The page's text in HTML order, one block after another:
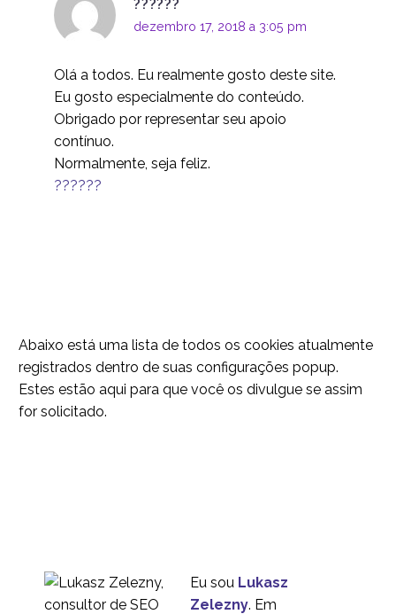
16 maio 2018
Projetando para a
1
24 jan 2018
UX Design para
comportamento
imprevisto
16 em 2019
ROI do design UX
0
05 conjunto 2018
Você está prestando
atenção?
09 em 2019
UX Design e Segurança
0
04 dez 2019
??????
dezembro 17, 2018 a 3:05 pm
Olá a todos. Eu realmente gosto deste site.
Eu gosto especialmente do conteúdo.
Obrigado por representar seu apoio
contínuo.
Normalmente, seja feliz.
??????
Abaixo está uma lista de todos os cookies atualmente
registrados dentro de suas configurações popup.
Estes estão aqui para que você os divulgue se assim
for solicitado.
Eu sou Lukasz
Zelezny. Em